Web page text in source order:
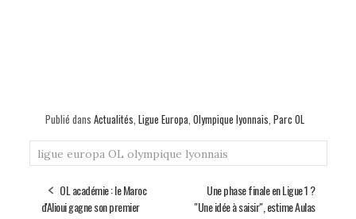
Publié dans Actualités, Ligue Europa, Olympique lyonnais, Parc OL
ligue europa OL olympique lyonnais
OL académie : le Maroc
d'Alioui gagne son premier
Une phase finale en Ligue 1 ?
"Une idée à saisir", estime Aulas